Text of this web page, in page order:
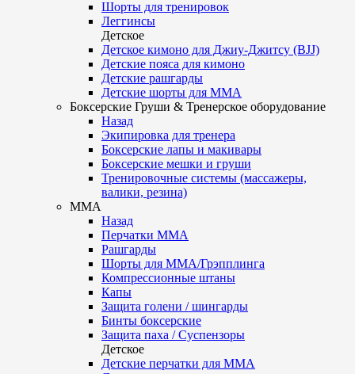
Шорты для тренировок
Леггинсы
Детское
Детское кимоно для Джиу-Джитсу (BJJ)
Детские пояса для кимоно
Детские рашгарды
Детские шорты для ММА
Боксерские Груши & Тренерское оборудование
Назад
Экипировка для тренера
Боксерские лапы и макивары
Боксерские мешки и груши
Тренировочные системы (массажеры,
валики, резина)
ММА
Назад
Перчатки ММА
Рашгарды
Шорты для ММА/Грэпплинга
Компрессионные штаны
Капы
Защита голени / шингарды
Бинты боксерские
Защита паха / Суспензоры
Детское
Детские перчатки для ММА